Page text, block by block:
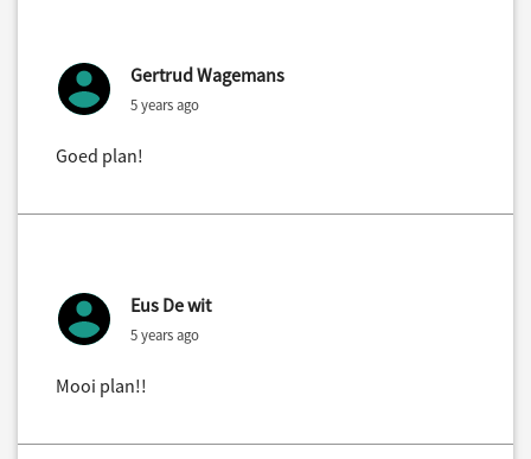
Gertrud Wagemans
5 years ago
Goed plan!
Eus De wit
5 years ago
Mooi plan!!